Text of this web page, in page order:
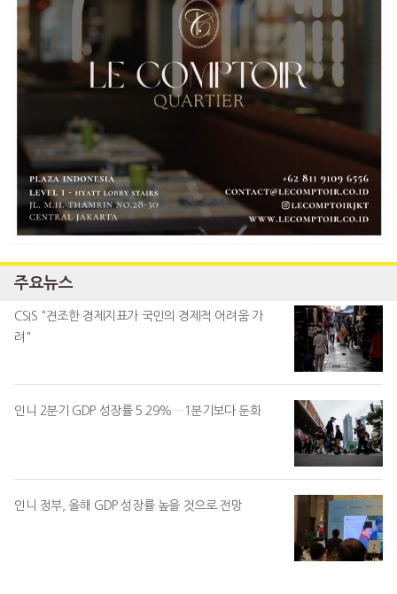
주요뉴스
CSIS "견조한 경제지표가 국민의 경제적 어려움 가
려"
인니 2분기 GDP 성장률 5.29%…1분기보다 둔화
인니 정부, 올해 GDP 성장률 높을 것으로 전망